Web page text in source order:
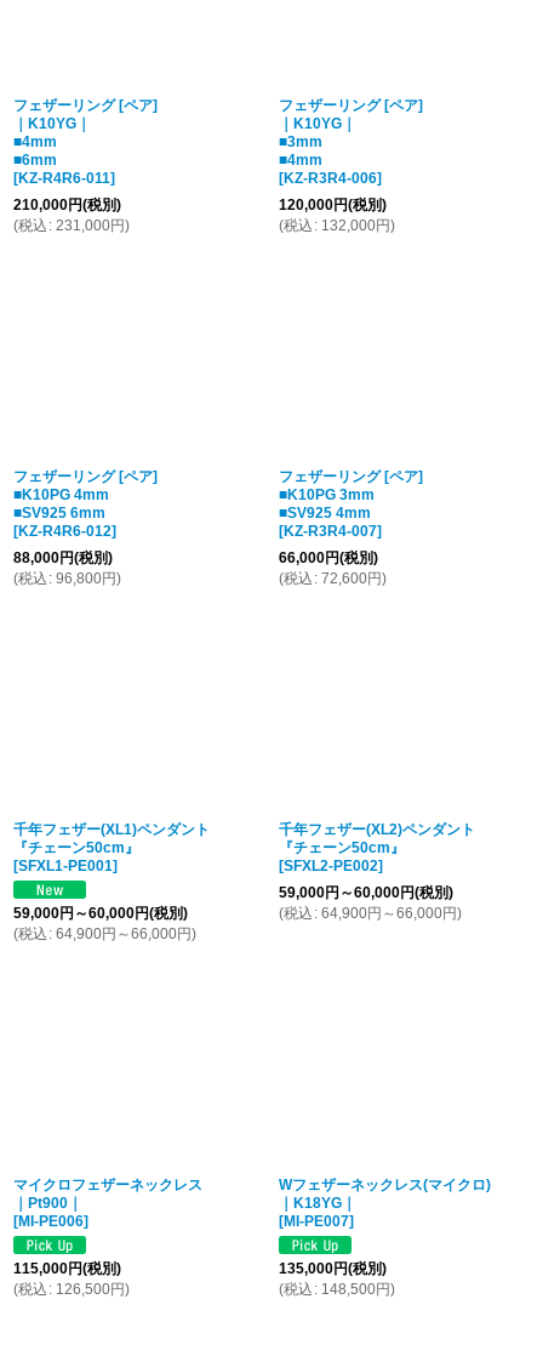
フェザーリング [ペア]
｜K10YG｜
■4mm
■6mm
[KZ-R4R6-011]
210,000円(税別)
(税込 : 231,000円)
フェザーリング [ペア]
｜K10YG｜
■3mm
■4mm
[KZ-R3R4-006]
120,000円(税別)
(税込 : 132,000円)
フェザーリング [ペア]
■K10PG 4mm
■SV925 6mm
[KZ-R4R6-012]
88,000円(税別)
(税込 : 96,800円)
フェザーリング [ペア]
■K10PG 3mm
■SV925 4mm
[KZ-R3R4-007]
66,000円(税別)
(税込 : 72,600円)
千年フェザー(XL1)ペンダント
『チェーン50cm』
[SFXL1-PE001]
59,000円 ～60,000円(税別)
(税込 : 64,900円 ～66,000円)
千年フェザー(XL2)ペンダント
『チェーン50cm』
[SFXL2-PE002]
59,000円 ～60,000円(税別)
(税込 : 64,900円 ～66,000円)
マイクロフェザーネックレス
｜Pt900｜
[MI-PE006]
115,000円(税別)
(税込 : 126,500円)
Wフェザーネックレス(マイクロ)
｜K18YG｜
[MI-PE007]
135,000円(税別)
(税込 : 148,500円)